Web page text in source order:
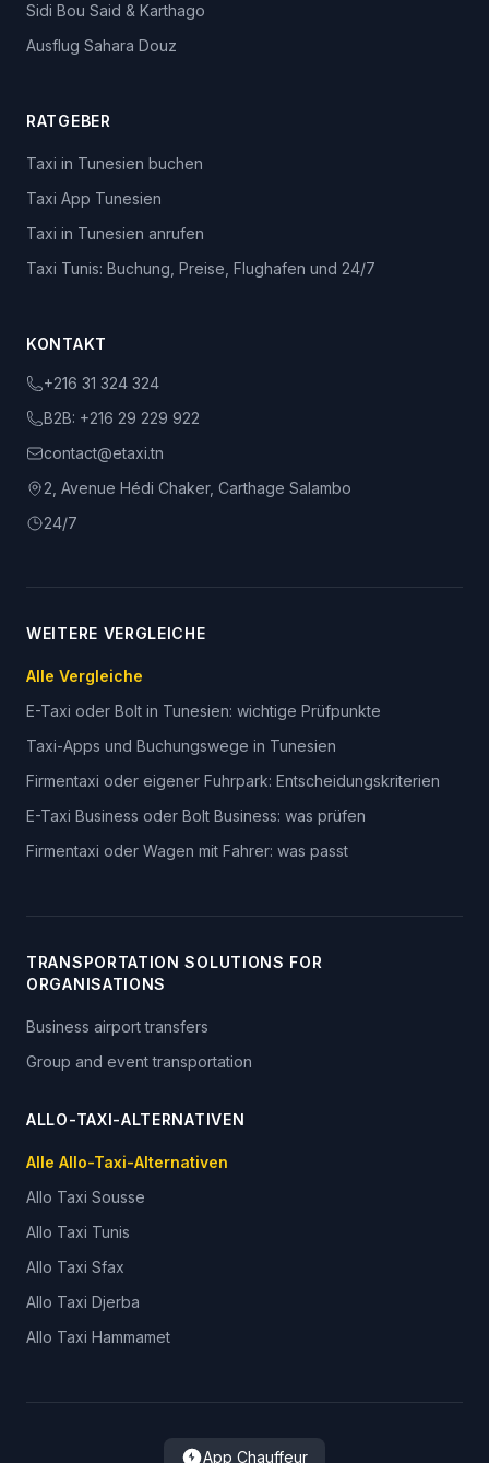
Sidi Bou Said & Karthago
Ausflug Sahara Douz
RATGEBER
Taxi in Tunesien buchen
Taxi App Tunesien
Taxi in Tunesien anrufen
Taxi Tunis: Buchung, Preise, Flughafen und 24/7
KONTAKT
+216 31 324 324
B2B: +216 29 229 922
contact@etaxi.tn
2, Avenue Hédi Chaker, Carthage Salambo
24/7
WEITERE VERGLEICHE
Alle Vergleiche
E-Taxi oder Bolt in Tunesien: wichtige Prüfpunkte
Taxi-Apps und Buchungswege in Tunesien
Firmentaxi oder eigener Fuhrpark: Entscheidungskriterien
E-Taxi Business oder Bolt Business: was prüfen
Firmentaxi oder Wagen mit Fahrer: was passt
TRANSPORTATION SOLUTIONS FOR
ORGANISATIONS
Business airport transfers
Group and event transportation
ALLO-TAXI-ALTERNATIVEN
Alle Allo-Taxi-Alternativen
Allo Taxi Sousse
Allo Taxi Tunis
Allo Taxi Sfax
Allo Taxi Djerba
Allo Taxi Hammamet
App Chauffeur